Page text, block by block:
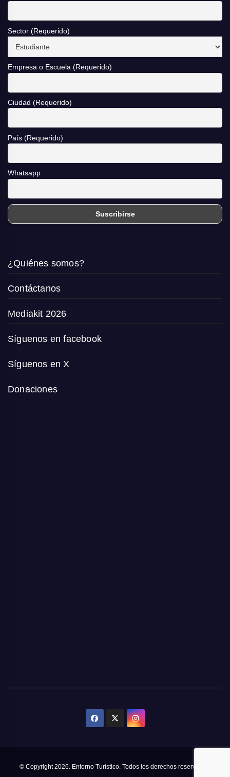
Sector (Requerido)
Empresa o Escuela (Requerido)
Ciudad (Requerido)
País (Requerido)
Whatsapp
¿Quiénes somos?
Contáctanos
Mediakit 2026
Síguenos en facebook
Síguenos en X
Donaciones